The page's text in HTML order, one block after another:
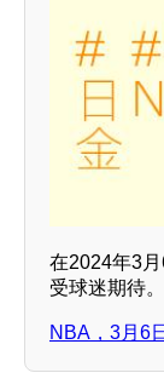
在2024年3
受球迷期待
NBA，3月6